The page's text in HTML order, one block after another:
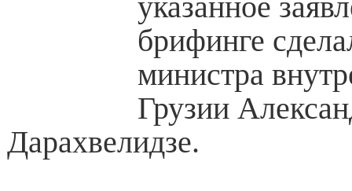
брифинге
министра
Грузии
Дарахвелидзе.